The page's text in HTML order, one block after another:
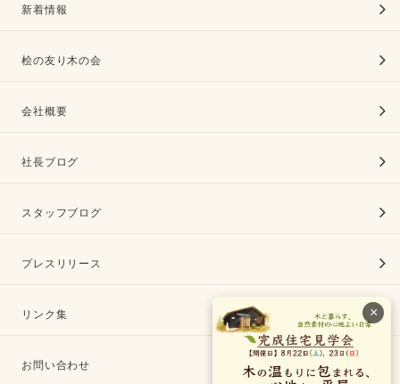
×
新着情報
桧の友り木の会
会社概要
社長ブログ
スタッフブログ
プレスリリース
リンク集
お問い合わせ